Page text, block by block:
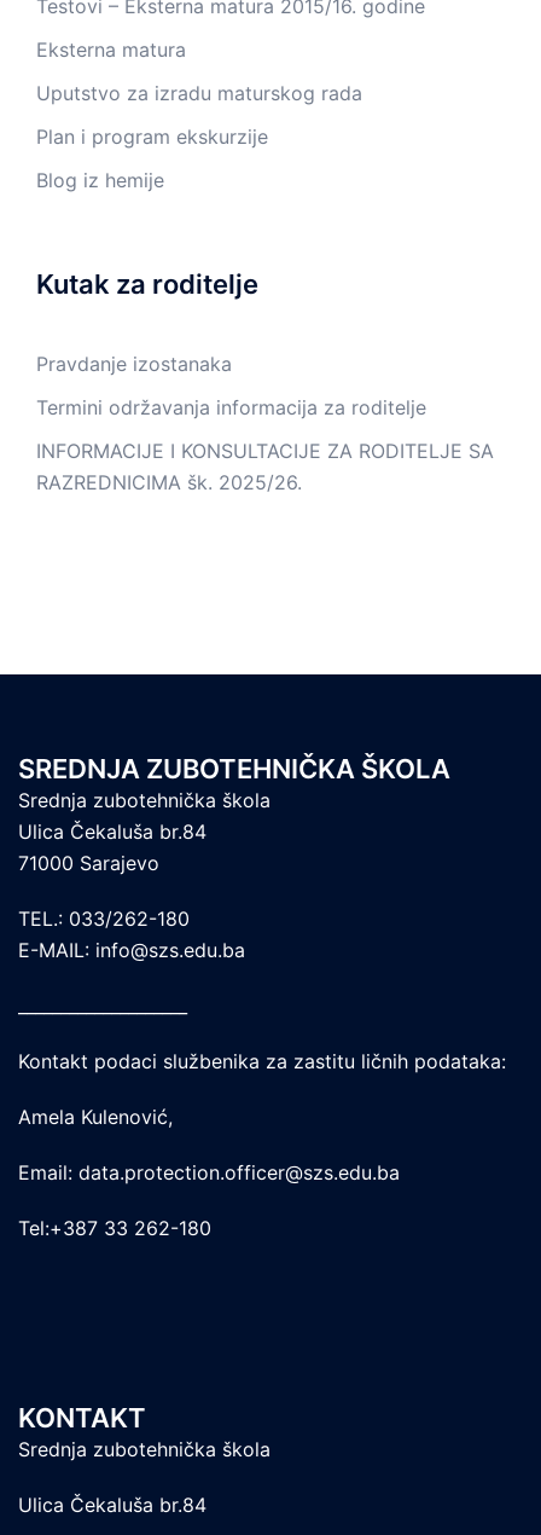
Testovi – Eksterna matura 2015/16. godine
Eksterna matura
Uputstvo za izradu maturskog rada
Plan i program ekskurzije
Blog iz hemije
Kutak za roditelje
Pravdanje izostanaka
Termini održavanja informacija za roditelje
INFORMACIJE I KONSULTACIJE ZA RODITELJE SA
RAZREDNICIMA šk. 2025/26.
SREDNJA ZUBOTEHNIČKA ŠKOLA
Srednja zubotehnička škola
Ulica Čekaluša br.84
71000 Sarajevo
TEL.: 033/262-180
E-MAIL: info@szs.edu.ba
Kontakt podaci službenika za zastitu ličnih podataka:
Amela Kulenović,
Email: data.protection.officer@szs.edu.ba
Tel:+387 33 262-180
KONTAKT
Srednja zubotehnička škola
Ulica Čekaluša br.84